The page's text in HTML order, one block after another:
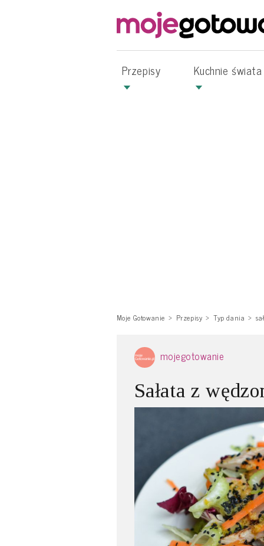
Przepisy Kuchnie świata
Moje Gotowanie Przepisy Typ dania
mojegotowanie
Sałata z